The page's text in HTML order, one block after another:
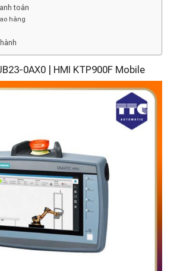
toán
hàng
0AX0 | HMI KTP900F Mobile